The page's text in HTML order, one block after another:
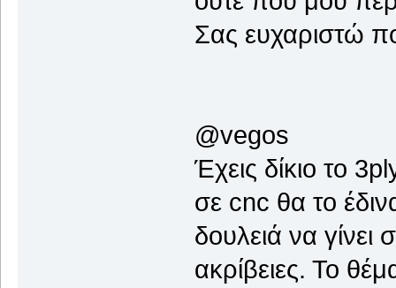
Σας ευχαριστώ
@vegos
Έχεις δίκιο το
σε cnc θα το
δουλειά να γίνει
ακρίβειες. Το